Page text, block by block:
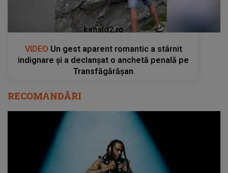
kanald2.ro
VIDEO Un gest aparent romantic a stârnit
indignare și a declanșat o anchetă penală pe
Transfăgărășan
RECOMANDĂRI